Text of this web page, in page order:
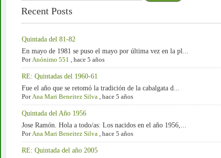
Recent Posts
Quintada del 81-82
En mayo de 1981 se puso el mayo por última vez en la pl...
PorAnónimo 551 , hace 5 años
RE: Quintadas del 1960-61
Fue el año que se retomó la tradición de la cabalgata d...
PorAna Mari Beneitez Silva , hace 5 años
Quintada del Año 1956
Jose Ramón. Hola a todo/as: Los nacidos en el año 1956,...
PorAna Mari Beneitez Silva , hace 5 años
RE: Quintada del año 2005